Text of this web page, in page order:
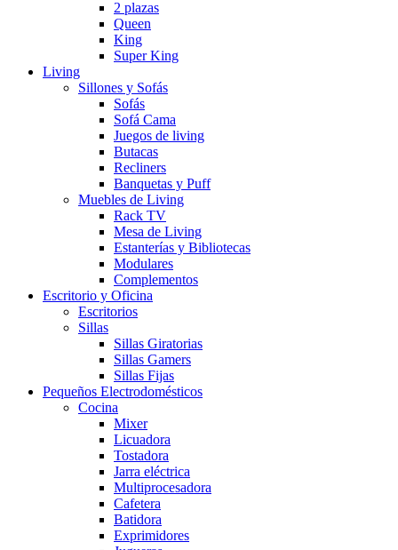
2 plazas
Queen
King
Super King
Living
Sillones y Sofás
Sofás
Sofá Cama
Juegos de living
Butacas
Recliners
Banquetas y Puff
Muebles de Living
Rack TV
Mesa de Living
Estanterías y Bibliotecas
Modulares
Complementos
Escritorio y Oficina
Escritorios
Sillas
Sillas Giratorias
Sillas Gamers
Sillas Fijas
Pequeños Electrodomésticos
Cocina
Mixer
Licuadora
Tostadora
Jarra eléctrica
Multiprocesadora
Cafetera
Batidora
Exprimidores